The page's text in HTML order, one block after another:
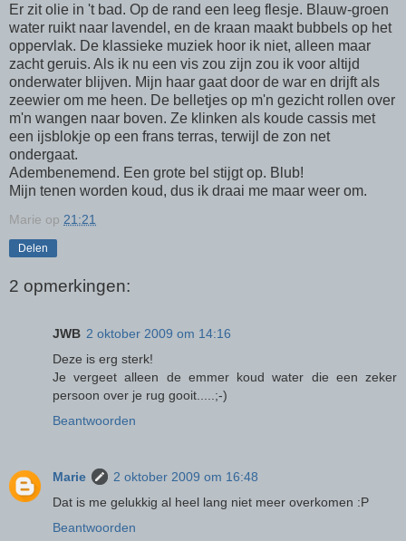
Er zit olie in 't bad. Op de rand een leeg flesje. Blauw-groen
water ruikt naar lavendel, en de kraan maakt bubbels op het
oppervlak. De klassieke muziek hoor ik niet, alleen maar
zacht geruis. Als ik nu een vis zou zijn zou ik voor altijd
onderwater blijven. Mijn haar gaat door de war en drijft als
zeewier om me heen. De belletjes op m'n gezicht rollen over
m'n wangen naar boven. Ze klinken als koude cassis met
een ijsblokje op een frans terras, terwijl de zon net
ondergaat.
Adembenemend. Een grote bel stijgt op. Blub!
Mijn tenen worden koud, dus ik draai me maar weer om.
Marie op 21:21
Delen
2 opmerkingen:
JWB 2 oktober 2009 om 14:16
Deze is erg sterk!
Je vergeet alleen de emmer koud water die een zeker
persoon over je rug gooit.....;-)
Beantwoorden
Marie
2 oktober 2009 om 16:48
Dat is me gelukkig al heel lang niet meer overkomen :P
Beantwoorden